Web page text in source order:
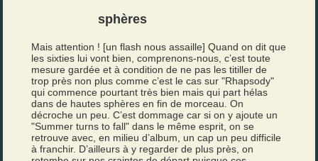
sphères
Mais attention ! [un flash nous assaille] Quand on dit que
les sixties lui vont bien, comprenons-nous, c’est toute
mesure gardée et à condition de ne pas les titiller de
trop près non plus comme c’est le cas sur "Rhapsody"
qui commence pourtant très bien mais qui part hélas
dans de hautes sphères en fin de morceau. On
décroche un peu. C’est dommage car si on y ajoute un
"Summer turns to fall" dans le même esprit, on se
retrouve avec, en milieu d’album, un cap un peu difficile
à franchir. D’ailleurs à y regarder de plus près, on